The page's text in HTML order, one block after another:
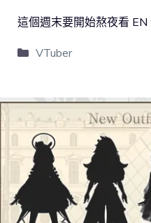
這個週末要開始熬夜看 EN
VTuber